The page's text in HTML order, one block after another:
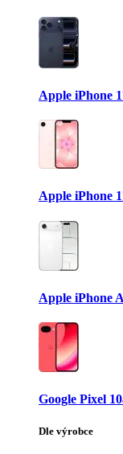
Apple iPhone
Apple iPhone
Apple iPhone
Google Pixel
Dle výrobce